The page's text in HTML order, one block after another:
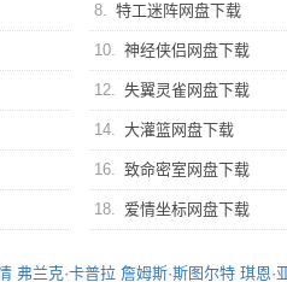
8. 特工迷阵网盘下载
10. 神经侠侣网盘下载
12. 失翼灵雀网盘下载
14. 大灌篮网盘下载
16. 致命密室网盘下载
18. 爱情坐标网盘下载
弗兰克·卡普拉 詹姆斯·斯图尔特 琪恩·